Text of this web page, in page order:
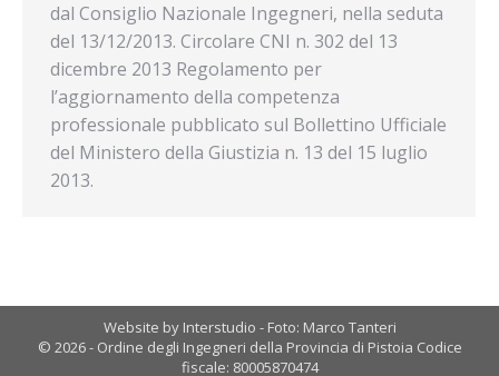
dal Consiglio Nazionale Ingegneri, nella seduta
del 13/12/2013. Circolare CNI n. 302 del 13
dicembre 2013 Regolamento per
l’aggiornamento della competenza
professionale pubblicato sul Bollettino Ufficiale
del Ministero della Giustizia n. 13 del 15 luglio
2013.
Website by Interstudio - Foto: Marco Tanteri
© 2026 - Ordine degli Ingegneri della Provincia di Pistoia Codice
fiscale: 80005870474